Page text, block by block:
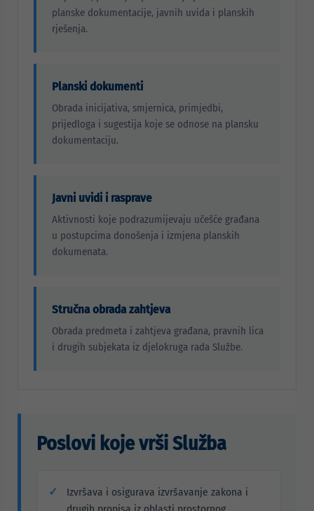
planske dokumentacije, javnih uvida i planskih
rješenja.
Planski dokumenti
Obrada inicijativa, smjernica, primjedbi,
prijedloga i sugestija koje se odnose na plansku
dokumentaciju.
Javni uvidi i rasprave
Aktivnosti koje podrazumijevaju učešće građana
u postupcima donošenja i izmjena planskih
dokumenata.
Stručna obrada zahtjeva
Obrada predmeta i zahtjeva građana, pravnih lica
i drugih subjekata iz djelokruga rada Službe.
Poslovi koje vrši Služba
Izvršava i osigurava izvršavanje zakona i